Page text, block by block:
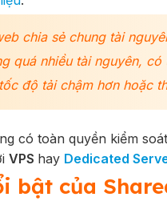
chia sẻ chung tài
quá nhiều tài nguyên,
độ tải chậm hơn hoặc
có toàn quyền kiểm
VPS hay Dedicated
bật của